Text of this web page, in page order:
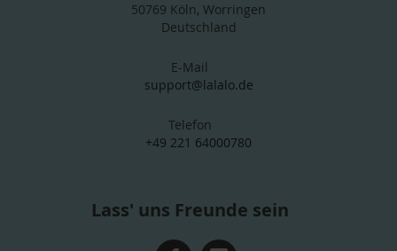
50769 Köln, Worringen
Deutschland
E-Mail
support@lalalo.de
Telefon
+49 221 64000780
Lass' uns Freunde sein